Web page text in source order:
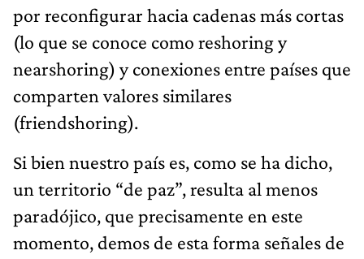
por reconfigurar hacia cadenas más cortas
(lo que se conoce como reshoring y
nearshoring) y conexiones entre países que
comparten valores similares
(friendshoring).
Si bien nuestro país es, como se ha dicho,
un territorio “de paz”, resulta al menos
paradójico, que precisamente en este
momento, demos de esta forma señales de